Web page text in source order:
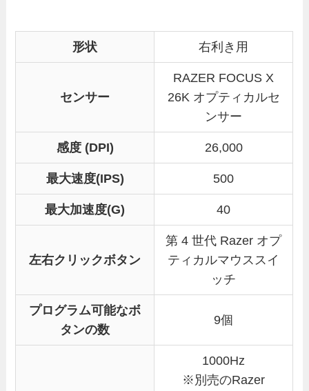
形状 右利き用
センサー
RAZER FOCUS X
26K オプティカルセ
ンサー
感度 (DPI) 26,000
最大速度(IPS) 500
最大加速度(G) 40
左右クリックボタン
第 4 世代 Razer オプ
ティカルマウススイ
ッチ
プログラム可能なボ
タンの数
9個
1000Hz
※別売のRazer